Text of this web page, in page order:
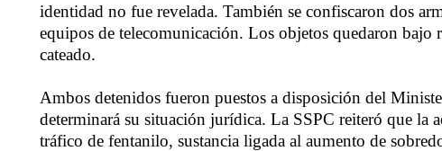
identidad no fue revelada. También se confiscaron dos
equipos de telecomunicación. Los objetos quedaron bajo
cateado.
Ambos detenidos fueron puestos a disposición del
determinará su situación jurídica. La SSPC reiteró que la
tráfico de fentanilo, sustancia ligada al aumento de